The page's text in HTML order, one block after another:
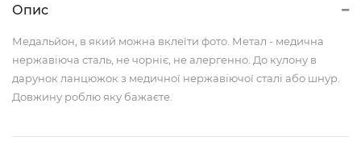
Опис
Медальйон, в який можна вклеїти фото. Метал - медична
нержавіюча сталь, не чорніє, не алергенно. До кулону в
дарунок ланцюжок з медичної нержавіючої сталі або шнур.
Довжину роблю яку бажаєте.